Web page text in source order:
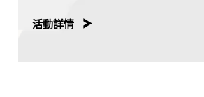
大名鼎鼎的德伏扎克，他所創作的新世
活動詳情